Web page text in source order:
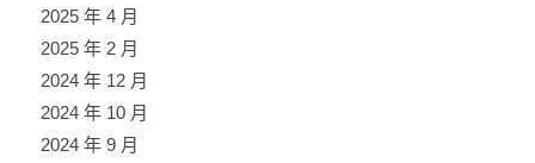
2025 年 4 月
2025 年 2 月
2024 年 12 月
2024 年 10 月
2024 年 9 月